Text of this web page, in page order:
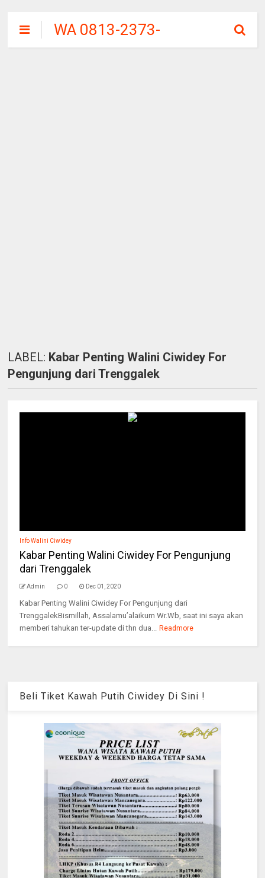
WA 0813-2373-
9973 | WALINI
LABEL: Kabar Penting Walini Ciwidey For
Pengunjung dari Trenggalek
Info Walini Ciwidey
Kabar Penting Walini Ciwidey For Pengunjung
dari Trenggalek
Admin 0 Dec 01, 2020
Kabar Penting Walini Ciwidey For Pengunjung dari
TrenggalekBismillah, Assalamu’alaikum Wr.Wb, saat ini saya akan
memberi tahukan ter-update di thn dua... Readmore
Beli Tiket Kawah Putih Ciwidey Di Sini !